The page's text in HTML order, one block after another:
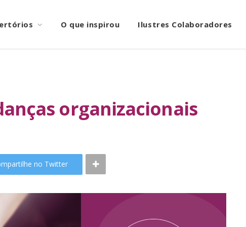
O que inspirou Ilustres Colaboradores
organizacionais
no Twitter